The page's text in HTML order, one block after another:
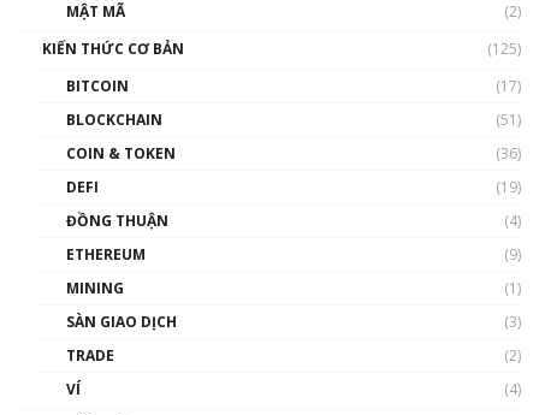
00:43:47
như thể nào?
00:39:31
Phổ cập Blockchain
thống & Crypto qua các cuộc chiến | Phổ cập
MẬT MÃ
(2)
KIẾN THỨC CƠ BẢN
(125)
BITCOIN
(17)
BLOCKCHAIN
(51)
COIN & TOKEN
(36)
DEFI
(19)
ĐỒNG THUẬN
(4)
ETHEREUM
(9)
MINING
(1)
SÀN GIAO DỊCH
(3)
TRADE
(2)
VÍ
(4)